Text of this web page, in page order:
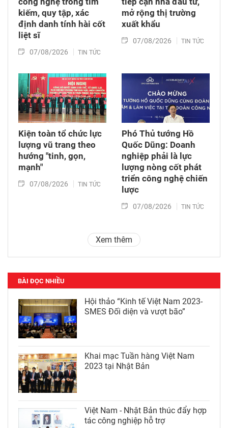
kiếm, quy tập, xác
định danh tính hài cốt
liệt sĩ
07/08/2026 TIN TỨC
mở rộng thị trường
xuất khẩu
07/08/2026 TIN TỨC
Kiện toàn tổ chức lực
lượng vũ trang theo
hướng "tinh, gọn,
mạnh"
07/08/2026 TIN TỨC
Phó Thủ tướng Hồ
Quốc Dũng: Doanh
nghiệp phải là lực
lượng nòng cốt phát
triển công nghệ chiến
lược
07/08/2026 TIN TỨC
Xem thêm
BÀI ĐỌC NHIỀU
Hội thảo “Kinh tế Việt Nam 2023-
SMES Đối diện và vượt bão”
Khai mạc Tuần hàng Việt Nam
2023 tại Nhật Bản
Việt Nam - Nhật Bản thúc đẩy hợp
tác công nghiệp hỗ trợ